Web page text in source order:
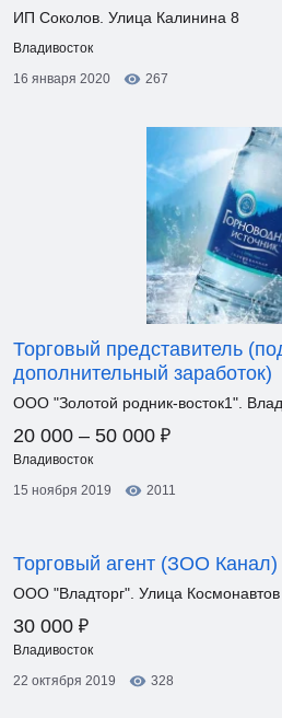
ИП Соколов. Улица Калинина 8
Владивосток
16 января 2020
267
Торговый представитель
дополнительный заработок)
ООО "Золотой родник-восток1".
20 000 – 50 000 ₽
Владивосток
15 ноября 2019
2011
Торговый агент (ЗОО Канал)
ООО "Владторг". Улица Космонавтов
30 000 ₽
Владивосток
22 октября 2019
328